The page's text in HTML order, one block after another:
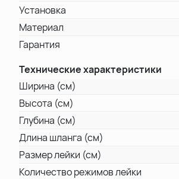
Установка
Материал
Гарантия
Технические характеристики
Ширина (см)
Высота (см)
Глубина (см)
Длина шланга (см)
Размер лейки (см)
Количество режимов лейки